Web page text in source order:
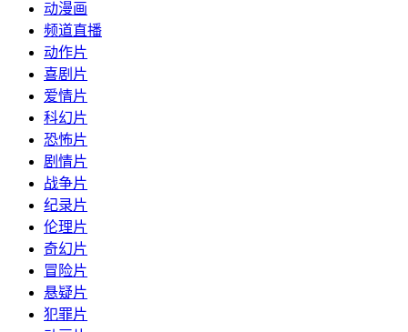
动漫画
频道直播
动作片
喜剧片
爱情片
科幻片
恐怖片
剧情片
战争片
纪录片
伦理片
奇幻片
冒险片
悬疑片
犯罪片